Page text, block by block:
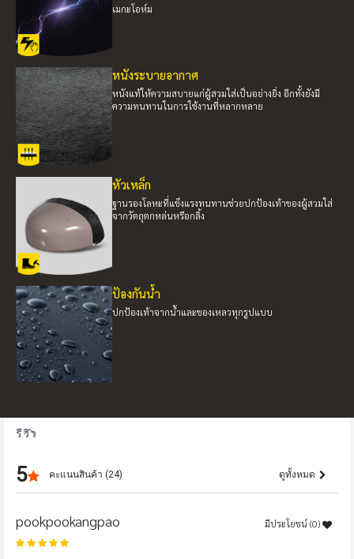
เมกะโอห์ม
หนังระบายอากาศ
หนังแท้ให้ความสบายแก่ผู้สวมใส่เป็นอย่างยิ่ง อีกทั้งยังมี
ความทนทานในการใช้งานที่หลากหลาย
หัวเหล็ก
ฐานรองโลหะที่แข็งแรงทนทานช่วยปกป้องเท้าของผู้สวมใส่
จากวัตถุตกหล่นหรือกลิ้ง
ป้องกันน้ำ
ปกป้องเท้าจากน้ำและของเหลวทุกรูปแบบ
รีวิว
5 คะแนนสินค้า (24) ดูทั้งหมด
pookpookangpao มีประโยชน์ (0)